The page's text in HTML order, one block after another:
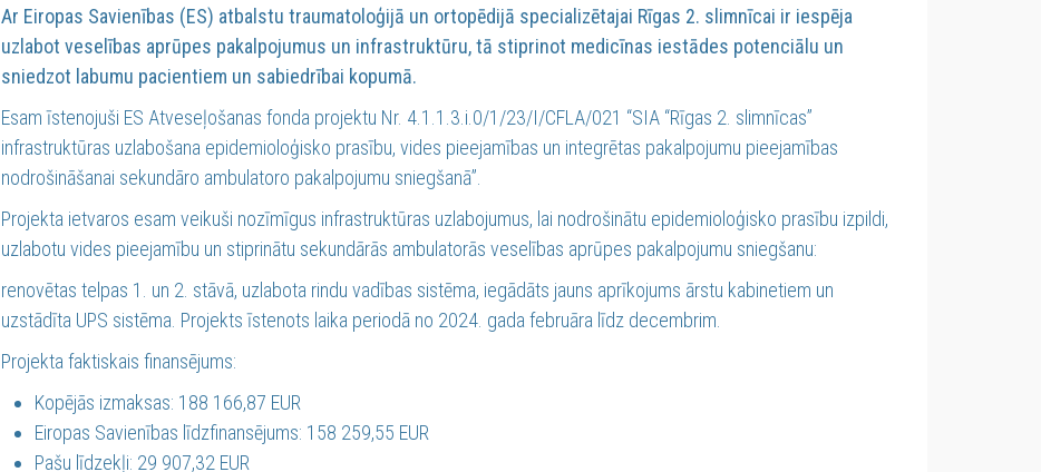
Ar Eiropas Savienības (ES) atbalstu traumatoloģijā un ortopēdijā specializētajai Rīgas 2. slimnīcai ir iespēja
uzlabot veselības aprūpes pakalpojumus un infrastruktūru, tā stiprinot medicīnas iestādes potenciālu un
sniedzot labumu pacientiem un sabiedrībai kopumā.
Esam īstenojuši ES Atveseļošanas fonda projektu Nr. 4.1.1.3.i.0/1/23/I/CFLA/021 “SIA “Rīgas 2. slimnīcas”
infrastruktūras uzlabošana epidemioloģisko prasību, vides pieejamības un integrētas pakalpojumu pieejamības
nodrošināšanai sekundāro ambulatoro pakalpojumu sniegšanā”.
Projekta ietvaros esam veikuši nozīmīgus infrastruktūras uzlabojumus, lai nodrošinātu epidemioloģisko prasību izpildi,
uzlabotu vides pieejamību un stiprinātu sekundārās ambulatorās veselības aprūpes pakalpojumu sniegšanu:
renovētas telpas 1. un 2. stāvā, uzlabota rindu vadības sistēma, iegādāts jauns aprīkojums ārstu kabinetiem un
uzstādīta UPS sistēma. Projekts īstenots laika periodā no 2024. gada februāra līdz decembrim.
Projekta faktiskais finansējums:
Kopējās izmaksas: 188 166,87 EUR
Eiropas Savienības līdzfinansējums: 158 259,55 EUR
Pašu līdzekļi: 29 907,32 EUR